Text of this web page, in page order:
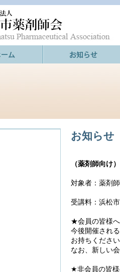
お知らせ
（薬剤師向け
対象者：薬剤
受講料：浜
★会員の皆様へ
今後開催され
お持ちください
なお、新しい
★非会員の皆